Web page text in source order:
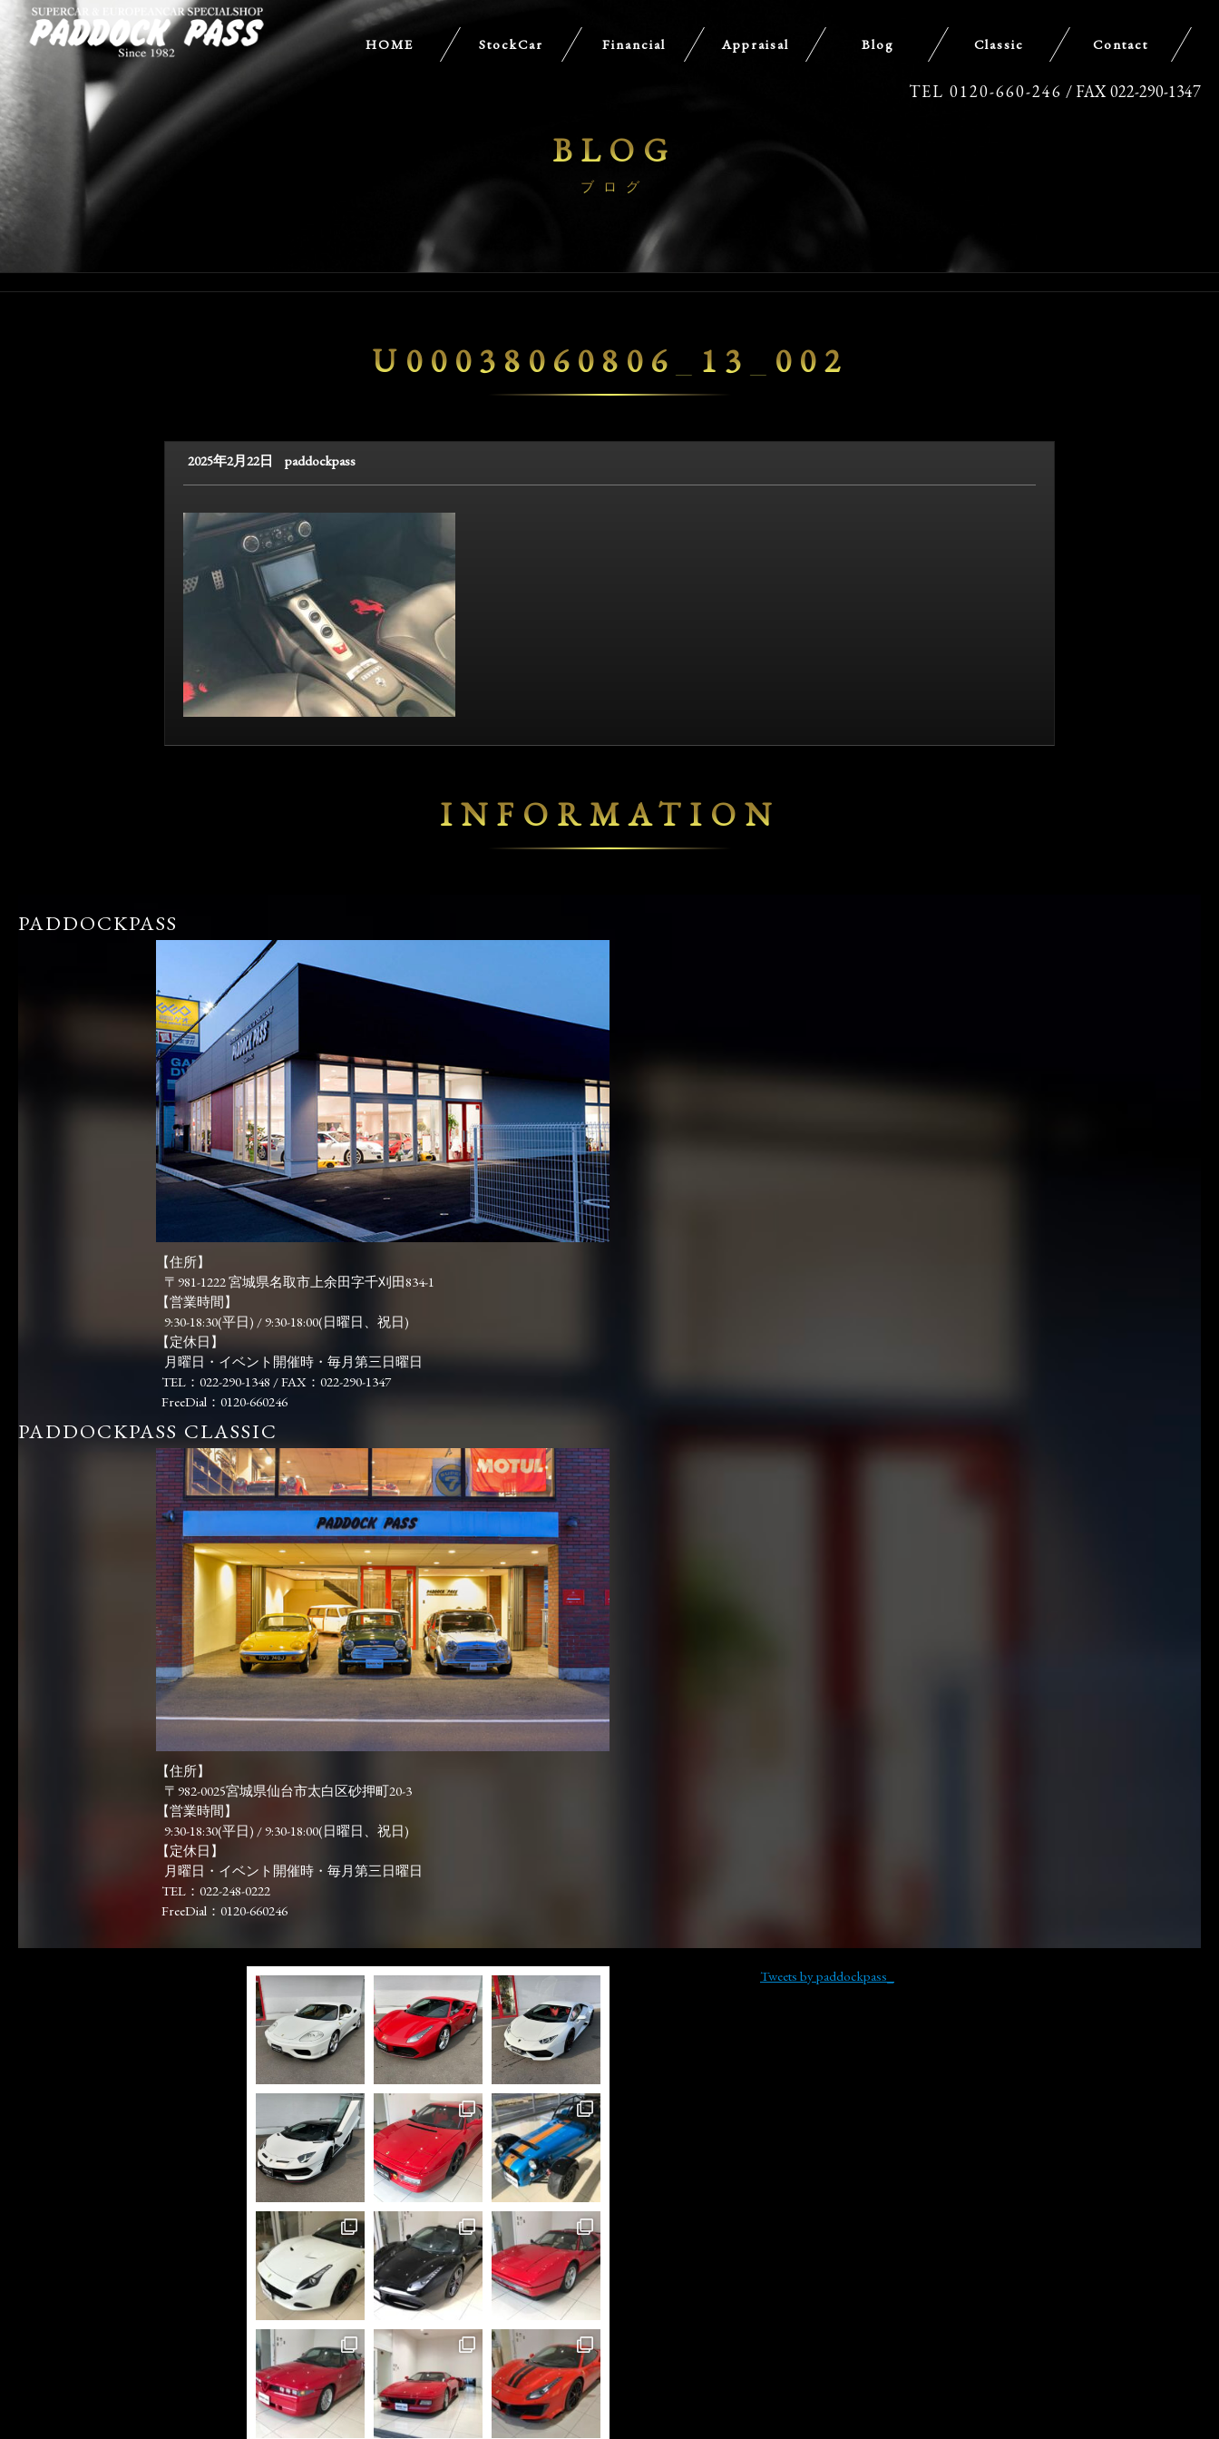
TEL 0120-660-246 / FAX 022-290-1347
HOME StockCar Financial Appraisal Blog Classic Contact
BLOG
ブログ
U00038060806_13_002
2025年2月22日 paddockpass
INFORMATION
PADDOCKPASS
【住所】
〒981-1222 宮城県名取市上余田字千刈田834-1
【営業時間】
9:30-18:30(平日) / 9:30-18:00(日曜日、祝日)
【定休日】
月曜日・イベント開催時・毎月第三日曜日
TEL：022-290-1348 / FAX：022-290-1347
FreeDial：0120-660246
PADDOCKPASS CLASSIC
【住所】
〒982-0025宮城県仙台市太白区砂押町20-3
【営業時間】
9:30-18:30(平日) / 9:30-18:00(日曜日、祝日)
【定休日】
月曜日・イベント開催時・毎月第三日曜日
TEL：022-248-0222
FreeDial：0120-660246
Tweets by paddockpass_